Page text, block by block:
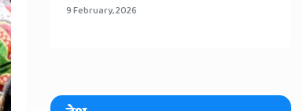
9 February, 2026